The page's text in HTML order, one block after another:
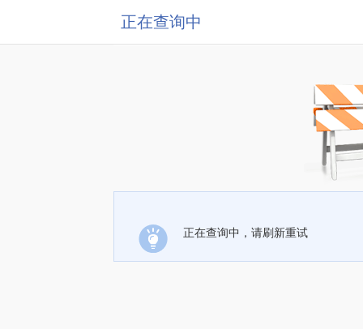
正在查询中
正在查询中，请刷新重试